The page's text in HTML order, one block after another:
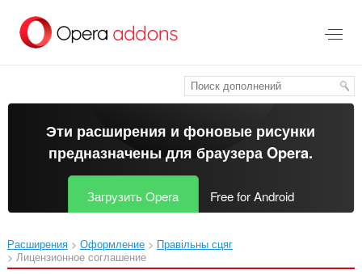
перейти
Эти расширения и фоновые рисунки
предназначены длябраузера Opera.
Загрузить Opera Free for Android
Расширения Оформление
Правільны сцяг‎
Лицензионное соглашение